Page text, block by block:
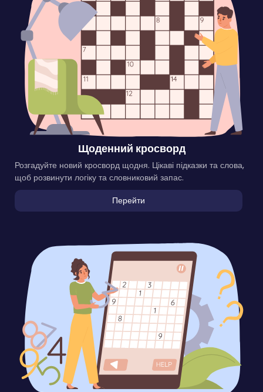
Щоденний кросворд
Розгадуйте новий кросворд щодня. Цікаві підказки та слова,
щоб розвинути логіку та словниковий запас.
Перейти